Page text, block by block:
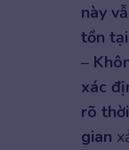
này
tồn
–
xác
rõ thời
gian